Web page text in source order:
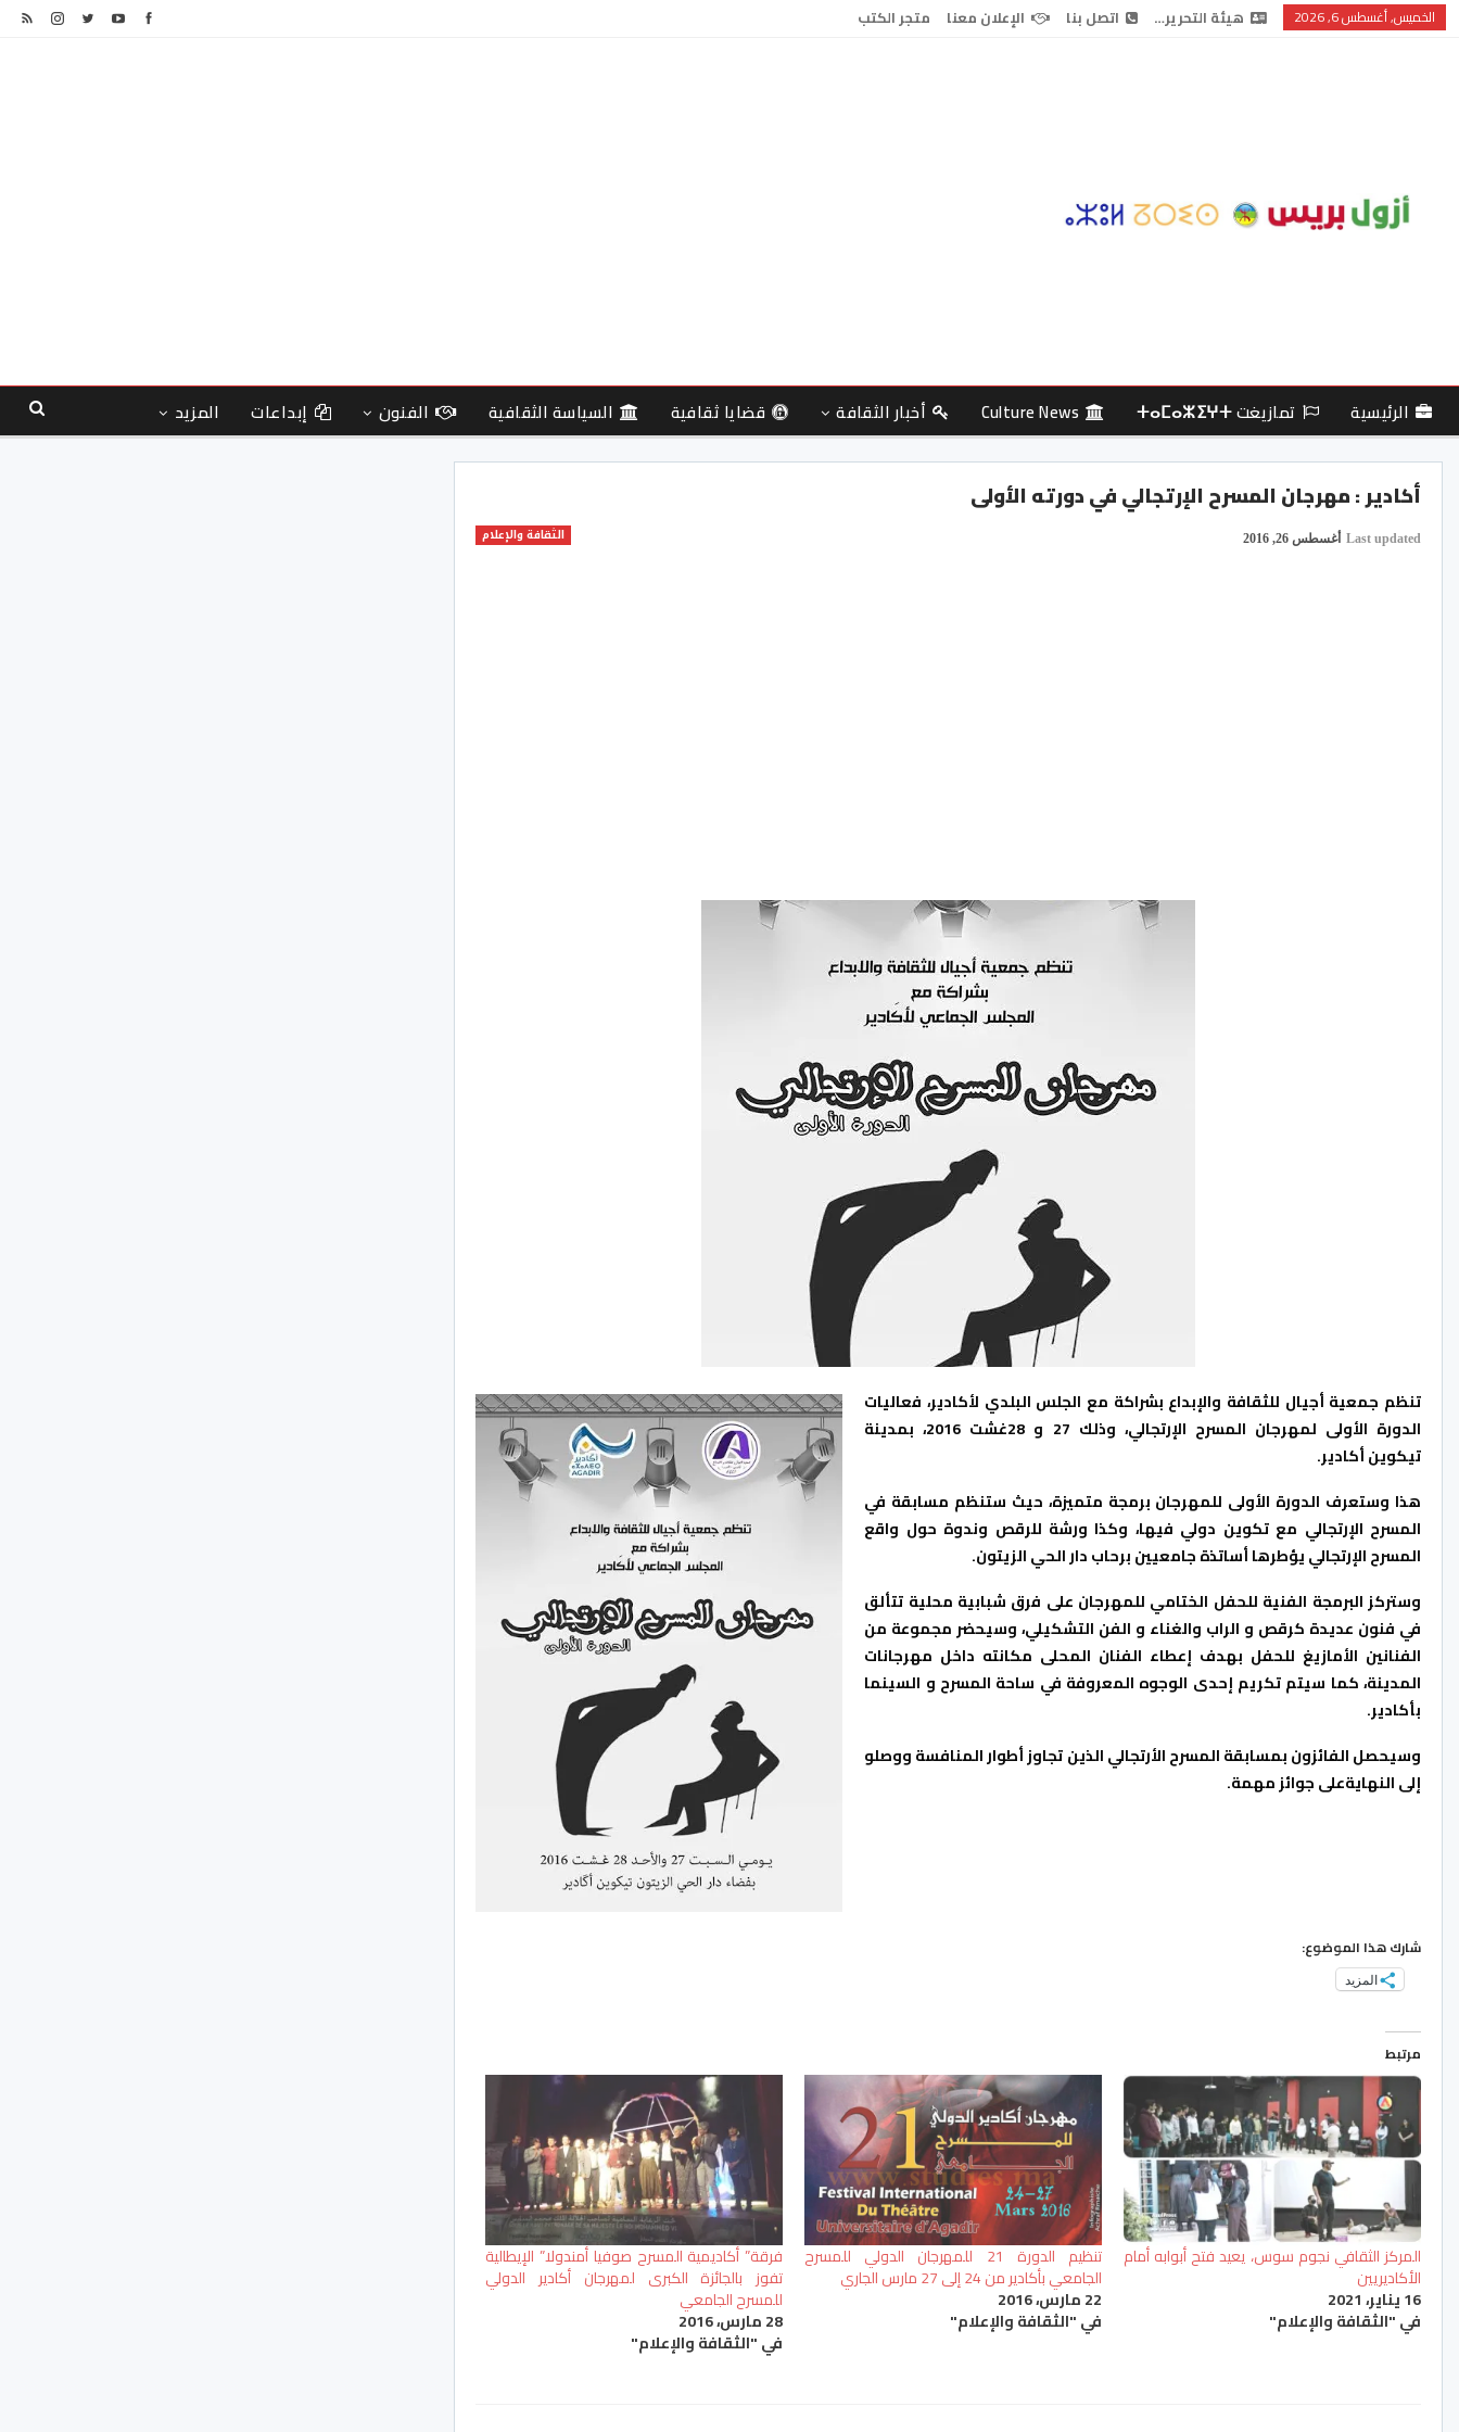
الخميس, أغسطس 6, 2026 هيئة التحرير… اتصل بنا الإعلان معنا متجر الكتب
الرئيسية تمازيغت ⵜⴰⵎⴰⵣⵉⵖⵜ Culture News أخبار الثقافة قضايا ثقافية السياسة الثقافية الفنون إبداعات المزيد
أكادير : مهرجان المسرح الإرتجالي في دورته الأولى
الثقافة والإعلام Last updated أغسطس 26, 2016
تنظم جمعية أجيال للثقافة والإبداع بشراكة مع الجلس البلدي لأكادير، فعاليات
الدورة الأولى لمهرجان المسرح الإرتجالي، وذلك 27 و 28غشت 2016، بمدينة
تيكوين أكادير.
هذا وستعرف الدورة الأولى للمهرجان برمجة متميزة، حيث ستنظم مسابقة في
المسرح الإرتجالي مع تكوين دولي فيها، وكذا ورشة للرقص وندوة حول واقع
المسرح الإرتجالي يؤطرها أساتذة جامعيين برحاب دار الحي الزيتون.
وستركز البرمجة الفنية للحفل الختامي للمهرجان على فرق شبابية محلية تتألق
في فنون عديدة كرقص و الراب والغناء و الفن التشكيلي، وسيحضر مجموعة من
الفنانين الأمازيغ للحفل بهدف إعطاء الفنان المحلى مكانته داخل مهرجانات
المدينة، كما سيتم تكريم إحدى الوجوه المعروفة في ساحة المسرح و السينما
بأكادير.
وسيحصل الفائزون بمسابقة المسرح الأرتجالي الذين تجاوز أطوار المنافسة ووصلو
إلى النهايةعلى جوائز مهمة.
شارك هذا الموضوع:
المزيد
مرتبط
المركز الثقافي نجوم سوس، يعيد فتح أبوابه أمام
الأكاديريين
16 يناير، 2021
في "الثقافة والإعلام"
تنظيم الدورة 21 للمهرجان الدولي للمسرح
الجامعي بأكادير من 24 إلى 27 مارس الجاري
22 مارس، 2016
في "الثقافة والإعلام"
فرقة” أكاديمية المسرح صوفيا أمندولا” الإيطالية
تفوز بالجائزة الكبرى لمهرجان أكادير الدولي
للمسرح الجامعي
28 مارس، 2016
في "الثقافة والإعلام"